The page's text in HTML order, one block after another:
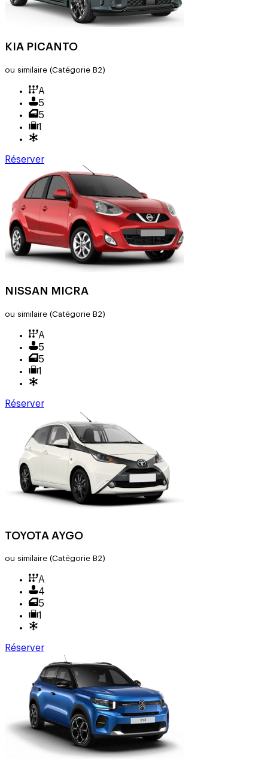
KIA PICANTO
ou similaire (Catégorie B2)
A
5
5
1
Réserver
NISSAN MICRA
ou similaire (Catégorie B2)
A
5
5
1
Réserver
TOYOTA AYGO
ou similaire (Catégorie B2)
A
4
5
1
Réserver